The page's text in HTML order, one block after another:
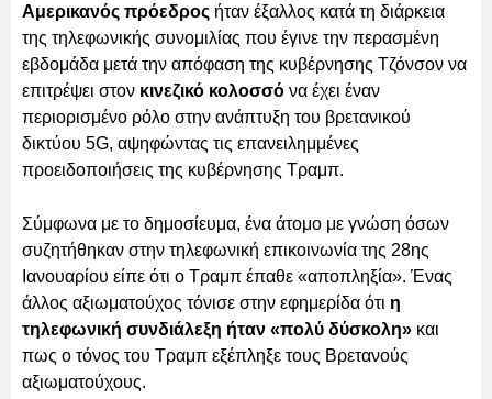
Αμερικανός πρόεδρος ήταν έξαλλος κατά τη διάρκεια
της τηλεφωνικής συνομιλίας που έγινε την περασμένη
εβδομάδα μετά την απόφαση της κυβέρνησης Τζόνσον να
επιτρέψει στον κινεζικό κολοσσό να έχει έναν
περιορισμένο ρόλο στην ανάπτυξη του βρετανικού
δικτύου 5G, αψηφώντας τις επανειλημμένες
προειδοποιήσεις της κυβέρνησης Τραμπ.
Σύμφωνα με το δημοσίευμα, ένα άτομο με γνώση όσων
συζητήθηκαν στην τηλεφωνική επικοινωνία της 28ης
Ιανουαρίου είπε ότι ο Τραμπ έπαθε «αποπληξία». Ένας
άλλος αξιωματούχος τόνισε στην εφημερίδα ότι η
τηλεφωνική συνδιάλεξη ήταν «πολύ δύσκολη» και
πως ο τόνος του Τραμπ εξέπληξε τους Βρετανούς
αξιωματούχους.